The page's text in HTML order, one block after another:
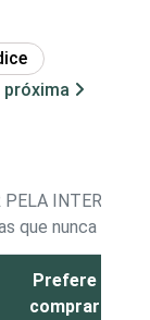
próxima
INTERNET
que nunca
Prefere
comprar